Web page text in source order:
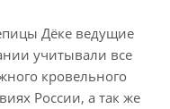
Дёке ведущие
учитывали все
кровельного
России, а так же